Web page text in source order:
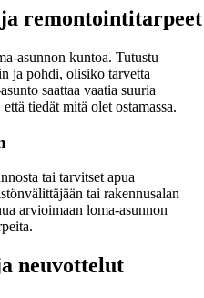
remontointitarpeet
asunnon kuntoa. Tutustu
ja pohdi, olisiko tarvetta
saattaa vaatia suuria
tiedät mitä olet ostamassa.
tai tarvitset apua
tai rakennusalan
arvioimaan loma-asunnon
neuvottelut